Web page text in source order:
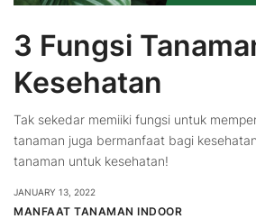
3 Fungsi
Kesehatan
Tak sekedar memiiki fungsi untuk
tanaman juga bermanfaat bagi
tanaman untuk kesehatan!
JANUARY 13, 2022
MANFAAT TANAMAN INDOOR